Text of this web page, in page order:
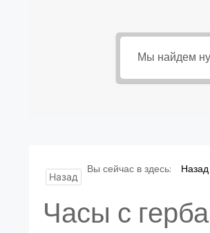
Назад
Вы сейчас в здесь: Назад
Часы с